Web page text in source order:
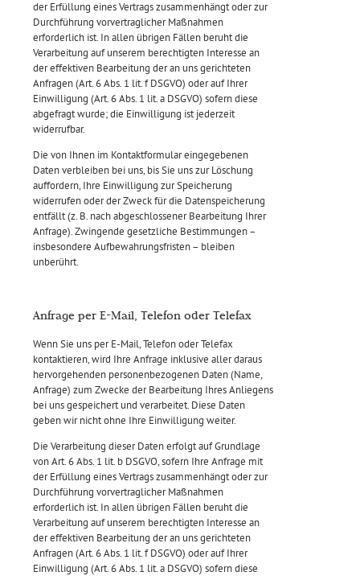
der Erfüllung eines Vertrags zusammenhängt oder zur
Durchführung vorvertraglicher Maßnahmen
erforderlich ist. In allen übrigen Fällen beruht die
Verarbeitung auf unserem berechtigten Interesse an
der effektiven Bearbeitung der an uns gerichteten
Anfragen (Art. 6 Abs. 1 lit. f DSGVO) oder auf Ihrer
Einwilligung (Art. 6 Abs. 1 lit. a DSGVO) sofern diese
abgefragt wurde; die Einwilligung ist jederzeit
widerrufbar.
Die von Ihnen im Kontaktformular eingegebenen
Daten verbleiben bei uns, bis Sie uns zur Löschung
auffordern, Ihre Einwilligung zur Speicherung
widerrufen oder der Zweck für die Datenspeicherung
entfällt (z. B. nach abgeschlossener Bearbeitung Ihrer
Anfrage). Zwingende gesetzliche Bestimmungen –
insbesondere Aufbewahrungsfristen – bleiben
unberührt.
Anfrage per E-Mail, Telefon oder Telefax
Wenn Sie uns per E-Mail, Telefon oder Telefax
kontaktieren, wird Ihre Anfrage inklusive aller daraus
hervorgehenden personenbezogenen Daten (Name,
Anfrage) zum Zwecke der Bearbeitung Ihres Anliegens
bei uns gespeichert und verarbeitet. Diese Daten
geben wir nicht ohne Ihre Einwilligung weiter.
Die Verarbeitung dieser Daten erfolgt auf Grundlage
von Art. 6 Abs. 1 lit. b DSGVO, sofern Ihre Anfrage mit
der Erfüllung eines Vertrags zusammenhängt oder zur
Durchführung vorvertraglicher Maßnahmen
erforderlich ist. In allen übrigen Fällen beruht die
Verarbeitung auf unserem berechtigten Interesse an
der effektiven Bearbeitung der an uns gerichteten
Anfragen (Art. 6 Abs. 1 lit. f DSGVO) oder auf Ihrer
Einwilligung (Art. 6 Abs. 1 lit. a DSGVO) sofern diese